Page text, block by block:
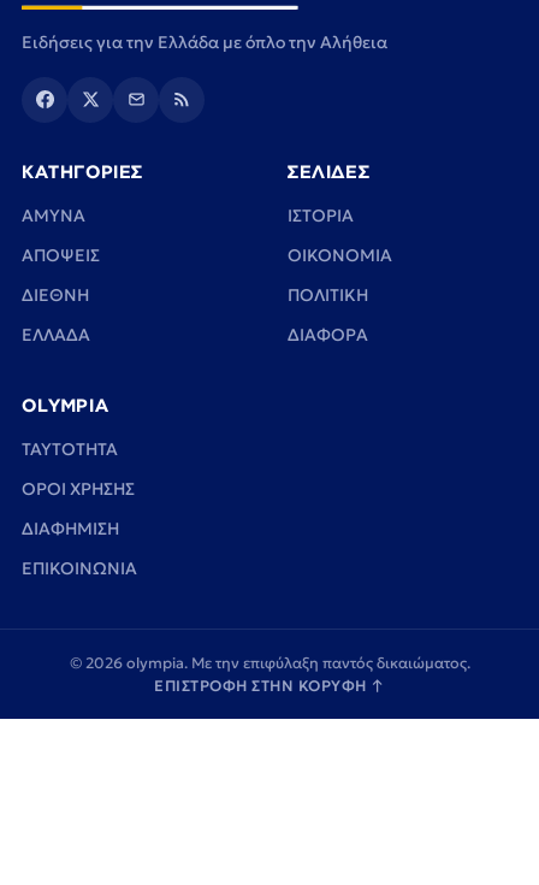
Ειδήσεις για την Ελλάδα με όπλο την Αλήθεια
ΚΑΤΗΓΟΡΙΕΣ
ΑΜΥΝΑ
ΑΠΟΨΕΙΣ
ΔΙΕΘΝΗ
ΕΛΛΑΔΑ
ΣΕΛΙΔΕΣ
ΙΣΤΟΡΙΑ
ΟΙΚΟΝΟΜΙΑ
ΠΟΛΙΤΙΚΗ
ΔΙΑΦΟΡΑ
OLYMPIA
TAYTOTHTA
ΟΡΟΙ ΧΡΗΣΗΣ
ΔΙΑΦΗΜΙΣΗ
ΕΠΙΚΟΙΝΩΝΙΑ
© 2026 olympia. Με την επιφύλαξη παντός δικαιώματος.
ΕΠΙΣΤΡΟΦΗ ΣΤΗΝ ΚΟΡΥΦΗ ↑